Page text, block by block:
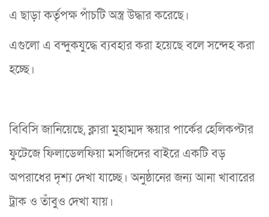
এ ছাড়া কর্তৃপক্ষ পাঁচটি অস্ত্র উদ্ধার করেছে।
এগুলো এ বন্দুকযুদ্ধে ব্যবহার করা হয়েছে বলে সন্দেহ করা
হচ্ছে।
বিবিসি জানিয়েছে, ক্লারা মুহাম্মদ স্কয়ার পার্কের হেলিকপ্টার
ফুটেজে ফিলাডেলফিয়া মসজিদের বাইরে একটি বড়
অপরাধের দৃশ্য দেখা যাচ্ছে। অনুষ্ঠানের জন্য আনা খাবারের
ট্রাক ও তাঁবুও দেখা যায়।